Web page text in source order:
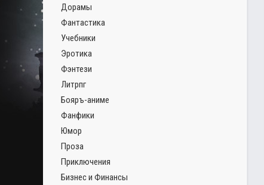
Дорамы
Фантастика
Учебники
Эротика
Фэнтези
Литрпг
Бояръ-аниме
Фанфики
Юмор
Проза
Приключения
Бизнес и Финансы